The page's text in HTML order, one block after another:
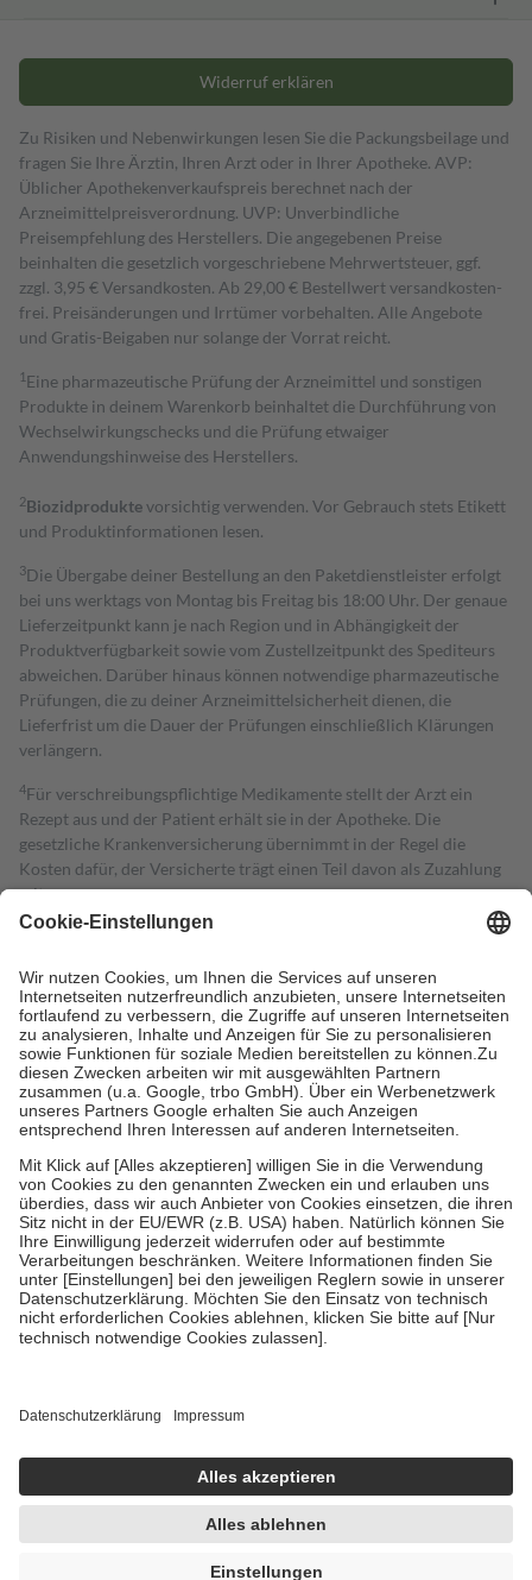
Widerruf erklären
Zu Risiken und Nebenwirkungen lesen Sie die Packungsbeilage und
fragen Sie Ihre Ärztin, Ihren Arzt oder in Ihrer Apotheke. AVP:
Üblicher Apothekenverkaufspreis berechnet nach der
Arzneimittelpreisverordnung. UVP: Unverbindliche
Preisempfehlung des Herstellers. Die angegebenen Preise
beinhalten die gesetzlich vorgeschriebene Mehrwertsteuer, ggf.
zzgl. 3,95 € Versandkosten. Ab 29,00 € Bestell­wert versand­kosten­
frei. Preisänderungen und Irrtümer vorbehalten. Alle Angebote
und Gratis-Beigaben nur solange der Vorrat reicht.
1 Eine pharmazeutische Prüfung der Arzneimittel und sonstigen
Produkte in deinem Warenkorb beinhaltet die Durchführung von
Wechselwirkungschecks und die Prüfung etwaiger
Anwendungshinweise des Herstellers.
2Biozidproduktevorsichtig verwenden. Vor Gebrauch stets Etikett
und Produktinformationen lesen.
3Die Übergabe deiner Bestellung an den Paketdienstleister erfolgt
bei uns werktags von Montag bis Freitag bis 18:00 Uhr. Der genaue
Lieferzeitpunkt kann je nach Region und in Abhängigkeit der
Produktverfügbarkeit sowie vom Zustellzeitpunkt des Spediteurs
abweichen. Darüber hinaus können notwendige pharmazeutische
Prüfungen, die zu deiner Arzneimittelsicherheit dienen, die
Lieferfrist um die Dauer der Prüfungen einschließlich Klärungen
verlängern.
4Für verschreibungspflichtige Medikamente stellt der Arzt ein
Rezept aus und der Patient erhält sie in der Apotheke. Die
gesetzliche Krankenversicherung übernimmt in der Regel die
Kosten dafür, der Versicherte trägt einen Teil davon als Zuzahlung
mit.
Grundsätzlich leisten Mitglieder Zuzahlungen in Höhe von zehn
höchstens zehn Euro.
Es sind jedoch nie mehr als die tatsächlichen
Kosten der Leistung zu entrichten.
Diese Regeln gelten grundsätzlich auch für Online-Apotheken.
Bei Heilmitteln und häuslicher Krankenpflege beträgt die
Zuzahlung zehn Prozent der Kosten sowie zehn Euro je
Verordnung.
Um das Engagement der Versicherten für ihre eigene Gesundheit zu
stärken und die besondere Stellung der Familie zu unterstützen,
fallenkeine Zuzahlungenan bei:
• Kindern und Jugendlichen bis zum vollendeten 18. Lebensjahr
mit Ausnahme der Fahrkosten
• Untersuchungen zur Vorsorge und Früherkennung, die von der
GKV getragen werden
• empfohlenen Schutzimpfungen
• Harn- und Blutteststreifen
getroffen, um sicherzustellen, dass es sich um echte Bewertungen
https://help.etrusted.com/hc/de/articles/4419944605341
Einige Bilder und Inhalte wurden unter Zuhilfenahme künstlicher